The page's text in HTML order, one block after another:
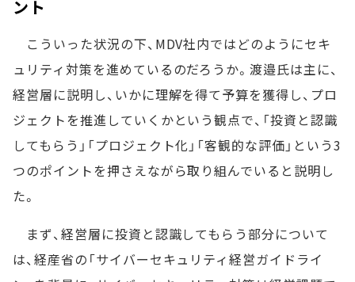
ント
こういった状況の下、MDV社内ではどのようにセキ
ュリティ対策を進めているのだろうか。渡邉氏は主に、
経営層に説明し、いかに理解を得て予算を獲得し、プロ
ジェクトを推進していくかという観点で、「投資と認識
してもらう」「プロジェクト化」「客観的な評価」という3
つのポイントを押さえながら取り組んでいると説明し
た。
まず、経営層に投資と認識してもらう部分について
は、経産省の「サイバーセキュリティ経営ガイドライ